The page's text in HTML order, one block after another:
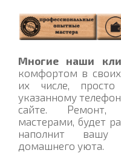
Многие наши
комфортом в
их числе,
указанному
сайте. Ремонт,
мастерами, будет
наполнит вашу
домашнего уюта.